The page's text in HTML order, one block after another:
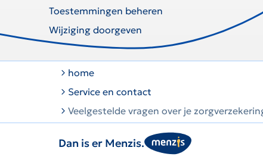
Toestemmingen beheren
Wijziging doorgeven
home
Service en contact
Veelgestelde vragen over je
Dan is er Menzis.